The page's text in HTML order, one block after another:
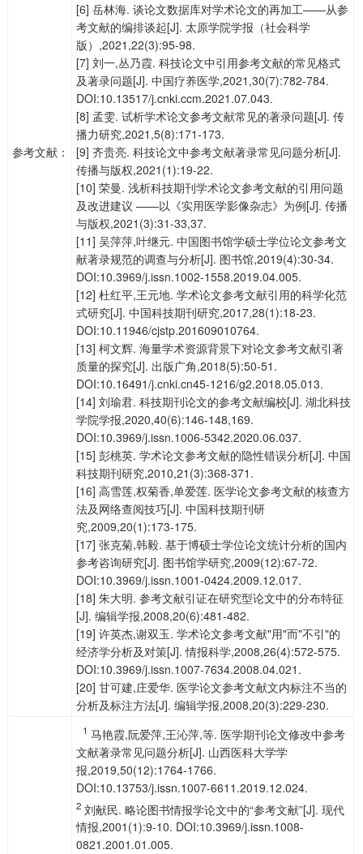
参考文献：
[6] 岳林海. 谈论文数据库对学术论文的再加工——从参
考文献的编排谈起[J]. 太原学院学报（社会科学
版）,2021,22(3):95-98.
[7] 刘一,丛乃霞. 科技论文中引用参考文献的常见格式
及著录问题[J]. 中国疗养医学,2021,30(7):782-784.
DOI:10.13517/j.cnki.ccm.2021.07.043.
[8] 孟雯. 试析学术论文参考文献常见的著录问题[J]. 传
播力研究,2021,5(8):171-173.
[9] 齐贵亮. 科技论文中参考文献著录常见问题分析[J].
传播与版权,2021(1):19-22.
[10] 荣曼. 浅析科技期刊学术论文参考文献的引用问题
及改进建议 ——以《实用医学影像杂志》为例[J]. 传播
与版权,2021(3):31-33,37.
[11] 吴萍萍,叶继元. 中国图书馆学硕士学位论文参考文
献著录规范的调查与分析[J]. 图书馆,2019(4):30-34.
DOI:10.3969/j.issn.1002-1558.2019.04.005.
[12] 杜红平,王元地. 学术论文参考文献引用的科学化范
式研究[J]. 中国科技期刊研究,2017,28(1):18-23.
DOI:10.11946/cjstp.201609010764.
[13] 柯文辉. 海量学术资源背景下对论文参考文献引著
质量的探究[J]. 出版广角,2018(5):50-51.
DOI:10.16491/j.cnki.cn45-1216/g2.2018.05.013.
[14] 刘瑜君. 科技期刊论文的参考文献编校[J]. 湖北科技
学院学报,2020,40(6):146-148,169.
DOI:10.3969/j.issn.1006-5342.2020.06.037.
[15] 彭桃英. 学术论文参考文献的隐性错误分析[J]. 中国
科技期刊研究,2010,21(3):368-371.
[16] 高雪莲,权菊香,单爱莲. 医学论文参考文献的核查方
法及网络查阅技巧[J]. 中国科技期刊研
究,2009,20(1):173-175.
[17] 张克菊,韩毅. 基于博硕士学位论文统计分析的国内
参考咨询研究[J]. 图书馆学研究,2009(12):67-72.
DOI:10.3969/j.issn.1001-0424.2009.12.017.
[18] 朱大明. 参考文献引证在研究型论文中的分布特征
[J]. 编辑学报,2008,20(6):481-482.
[19] 许英杰,谢双玉. 学术论文参考文献"用"而"不引"的
经济学分析及对策[J]. 情报科学,2008,26(4):572-575.
DOI:10.3969/j.issn.1007-7634.2008.04.021.
[20] 甘可建,庄爱华. 医学论文参考文献文内标注不当的
分析及标注方法[J]. 编辑学报,2008,20(3):229-230.
1 马艳霞,阮爱萍,王沁萍,等. 医学期刊论文修改中参考
文献著录常见问题分析[J]. 山西医科大学学
报,2019,50(12):1764-1766.
DOI:10.13753/j.issn.1007-6611.2019.12.024.
2刘献民. 略论图书情报学论文中的“参考文献”[J]. 现代
情报,2001(1):9-10. DOI:10.3969/j.issn.1008-
0821.2001.01.005.